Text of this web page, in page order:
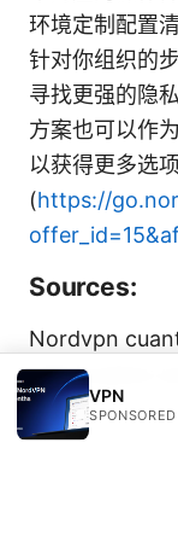
环境定制配置
针对你组织的
寻找更强的隐
方案也可以作
以获得更多选
(https://
Sources:
Nordvpn
vale la pena:
ti
VPN
SPONSORED